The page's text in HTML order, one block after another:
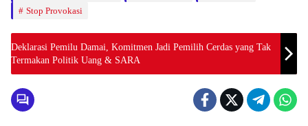
Stop Provokasi
Deklarasi Pemilu Damai, Komitmen Jadi Pemilih Cerdas yang Tak
Termakan Politik Uang & SARA